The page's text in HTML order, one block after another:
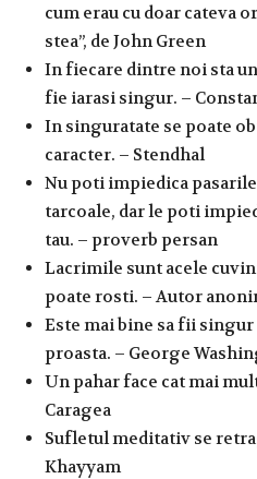
cum erau cu doar cateva
stea”, de John Green
In fiecare dintre noi sta
fie iarasi singur. –
In singuratate se poate
caracter. – Stendhal
Nu poti impiedica
tarcoale, dar le poti
tau. – proverb persan
Lacrimile sunt acele
poate rosti. – Autor
Este mai bine sa fii
proasta. – George
Un pahar face cat mai
Caragea
Sufletul meditativ se
Khayyam